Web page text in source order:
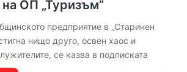
ОП „Туризъм”
предприятие в „Старинен
нищо друго, освен хаос и
се казва в подписката